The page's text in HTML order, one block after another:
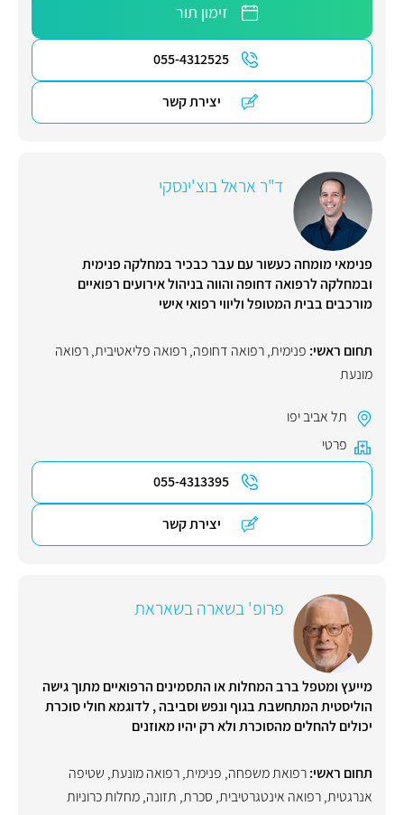
זימון תור
055-4312525
יצירת קשר
ד"ר אראל בוצ'ינסקי
פנימאי מומחה כעשור עם עבר כבכיר במחלקה פנימית
ובמחלקה לרפואה דחופה והווה בניהול אירועים רפואיים
מורכבים בבית המטופל וליווי רפואי אישי
תחום ראשי: פנימית,רפואה דחופה,רפואה פליאטיבית,רפואה
מונעת
תל אביב יפו
פרטי
055-4313395
יצירת קשר
פרופ' בשארה בשאראת
מייעץ ומטפל ברב המחלות או התסמינים הרפואיים מתוך גישה
הוליסטית המתחשבת בגוף ונפש וסביבה , לדוגמא חולי סוכרת
יכולים להחלים מהסוכרת ולא רק יהיו מאוזנים
תחום ראשי:רפואת משפחה, פנימית,רפואה מונעת, שטיפה
אנרגטית,רפואה אינטגרטיבית, סכרת, תזונה,מחלות כרוניות